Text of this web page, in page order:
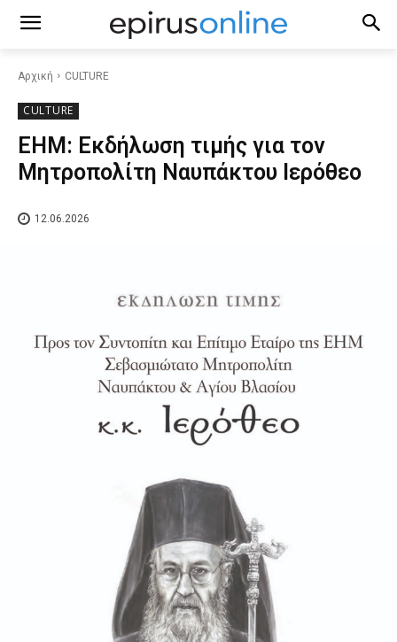
Αρχική CULTURE
CULTURE
ΕΗΜ: Εκδήλωση τιμής για τον
Μητροπολίτη Ναυπάκτου Ιερόθεο
12.06.2026